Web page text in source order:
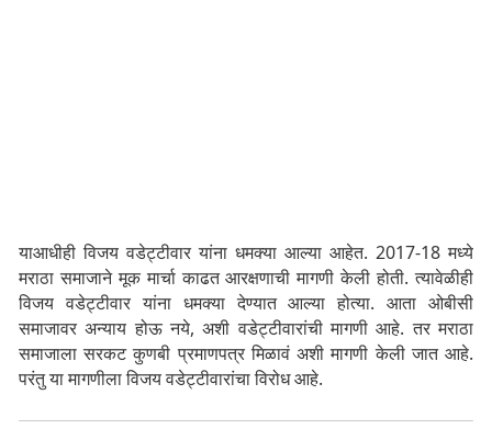
याआधीही विजय वडेट्टीवार यांना धमक्या आल्या आहेत. 2017-18 मध्ये
मराठा समाजाने मूक मार्चा काढत आरक्षणाची मागणी केली होती. त्यावेळीही
विजय वडेट्टीवार यांना धमक्या देण्यात आल्या होत्या. आता ओबीसी
समाजावर अन्याय होऊ नये, अशी वडेट्टीवारांची मागणी आहे. तर मराठा
समाजाला सरकट कुणबी प्रमाणपत्र मिळावं अशी मागणी केली जात आहे.
परंतु या मागणीला विजय वडेट्टीवारांचा विरोध आहे.